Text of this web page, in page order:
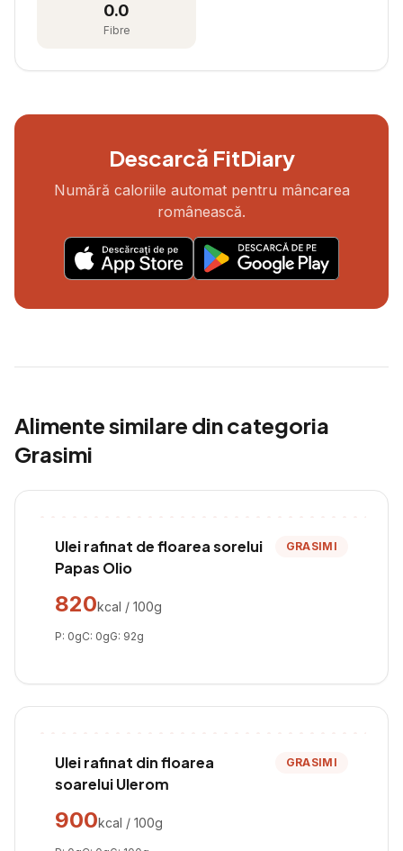
0.0
Fibre
Descarcă FitDiary
Numără caloriile automat pentru mâncarea
românească.
Alimente similare din categoria
Grasimi
Ulei rafinat de floarea sorelui
Papas Olio
GRASIMI
820kcal / 100g
P: 0gC: 0gG: 92g
Ulei rafinat din floarea
soarelui Ulerom
GRASIMI
900kcal / 100g